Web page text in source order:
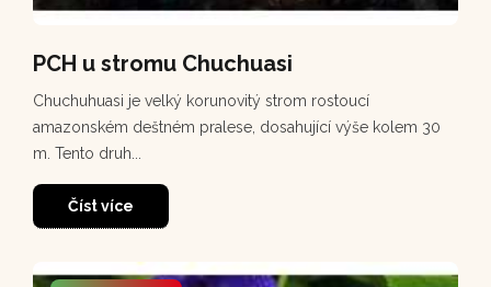
PCH u stromu Chuchuasi
Chuchuhuasi je velký korunovitý strom rostoucí
amazonském deštném pralese, dosahující výše kolem 30
m. Tento druh...
Číst více